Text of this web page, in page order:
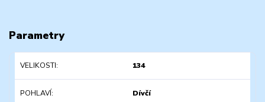
Parametry
VELIKOSTI 134
POHLAVÍ Dívčí